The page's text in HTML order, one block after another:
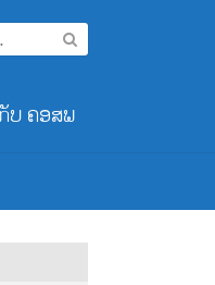
ບ ຄອສພ